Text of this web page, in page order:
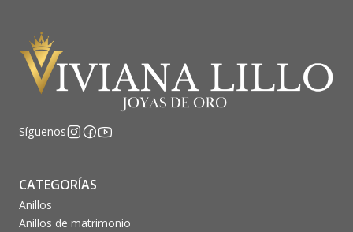
Síguenos
CATEGORÍAS
Anillos
Anillos de matrimonio